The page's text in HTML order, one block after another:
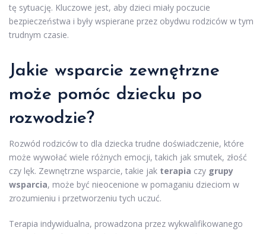
tę sytuację. Kluczowe jest, aby dzieci miały poczucie
bezpieczeństwa i były wspierane przez obydwu rodziców w tym
trudnym czasie.
Jakie wsparcie zewnętrzne
może pomóc dziecku po
rozwodzie?
Rozwód rodziców to dla dziecka trudne doświadczenie, które
może wywołać wiele różnych emocji, takich jak smutek, złość
czy lęk. Zewnętrzne wsparcie, takie jak terapia czy grupy
wsparcia, może być nieocenione w pomaganiu dzieciom w
zrozumieniu i przetworzeniu tych uczuć.
Terapia indywidualna, prowadzona przez wykwalifikowanego